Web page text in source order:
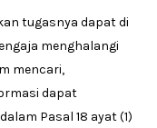
tugasnya dapat di
menghalangi
mencari,
dapat
Pasal 18 ayat (1)